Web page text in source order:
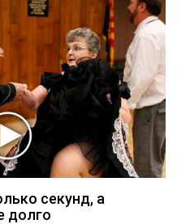
секунд, а
долго